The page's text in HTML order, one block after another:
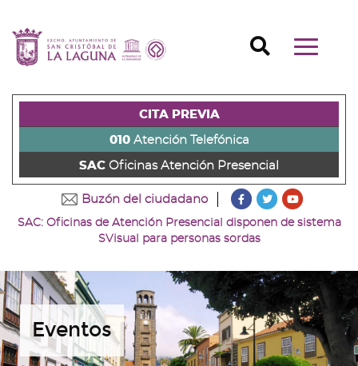
contenido
principal
página
s)
a
la
la
+
Ir
al
la
+
Ir
principal
u)
Mostrar/
Buscador
CITA PREVIA
010Atención Telefónica
SAC Oficinas Atención Presencial
Buzón del ciudadano
???
Ir
a
página
de
Facebook
???
Ir
página
de
Twitter
Ir
canal
de
Youtube
SAC: Oficinas de Atención Presencial disponen de sistema
SVisual para personas sordas
Eventos